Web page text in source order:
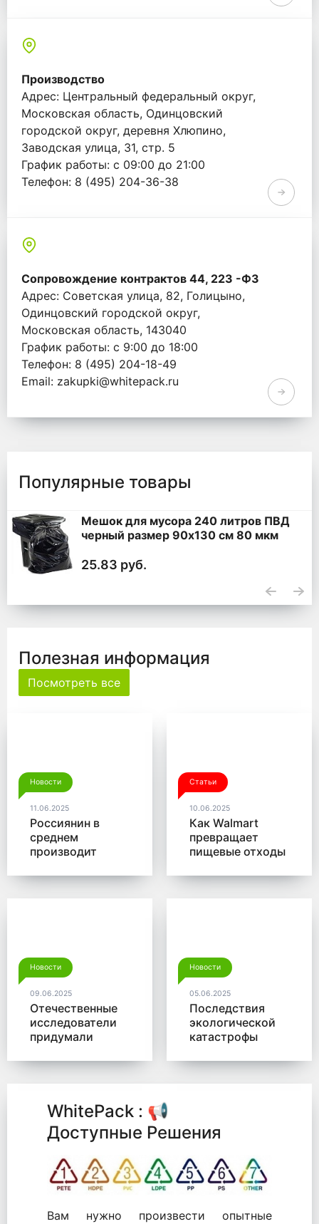
Производство
Адрес: Центральный федеральный округ,
Московская область, Одинцовский
городской округ, деревня Хлюпино,
Заводская улица, 31, стр. 5
График работы: с 09:00 до 21:00
Телефон: 8 (495) 204-36-38
Сопровождение контрактов 44, 223 -ФЗ
Адрес: Советская улица, 82, Голицыно,
Одинцовский городской округ,
Московская область, 143040
График работы: с 9:00 до 18:00
Телефон: 8 (495) 204-18-49
Email: zakupki@whitepack.ru
Популярные товары
Мешок для мусора 240 литров ПВД
черный размер 90x130 см 80 мкм
25.83 руб.
Полезная информация
Посмотреть все
Новости
11.06.2025
Россиянин в
среднем
производит
мусора в год
Статьи
10.06.2025
Как Walmart
превращает
пищевые отходы
Новости
09.06.2025
Отечественные
исследователи
придумали
для утилизации
Новости
05.06.2025
Последствия
экологической
катастрофы
микробы от
WhitePack : 📢
Доступные Решения
Вам нужно произвести опытные